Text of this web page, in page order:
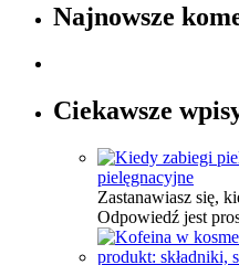
Najnowsze
Ciekawsze
pielęgnacyjne
Zastanawiasz się,
Odpowiedź jest